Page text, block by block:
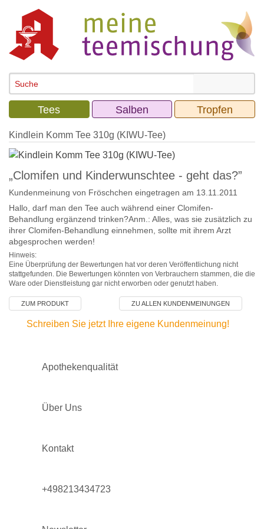
Tees Salben Tropfen
Kindlein Komm Tee 310g (KIWU-Tee)
„Clomifen und Kinderwunschtee - geht das?”
Kundenmeinung von Fröschchen eingetragen am 13.11.2011
Hallo, darf man den Tee auch während einer Clomifen-
Behandlung ergänzend trinken?Anm.: Alles, was sie zusätzlich zu
ihrer Clomifen-Behandlung einnehmen, sollte mit ihrem Arzt
abgesprochen werden!
Hinweis:
Eine Überprüfung der Bewertungen hat vor deren Veröffentlichung nicht
stattgefunden. Die Bewertungen könnten von Verbrauchern stammen, die die
Ware oder Dienstleistung gar nicht erworben oder genutzt haben.
ZUM PRODUKT ZU ALLEN KUNDENMEINUNGEN
Schreiben Sie jetzt Ihre eigene Kundenmeinung!
Apothekenqualität
Über Uns
Kontakt
+498213434723